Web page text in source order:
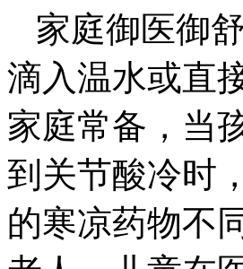
家庭御医御
滴入温水或直
家庭常备，当
到关节酸冷时
的寒凉药物不